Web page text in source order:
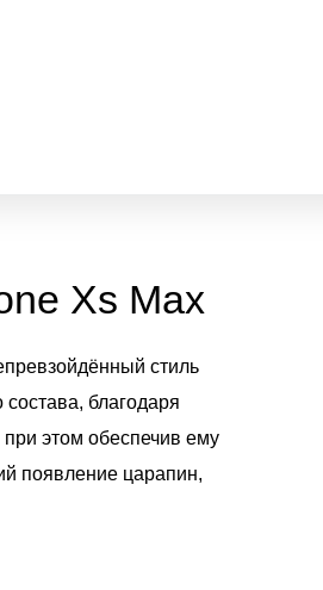
Xs Max
стиль
благодаря
этом обеспечив ему
появление царапин,